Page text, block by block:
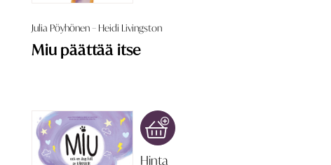
Julia Pöyhönen – Heidi Livingston
Miu päättää itse
Hinta